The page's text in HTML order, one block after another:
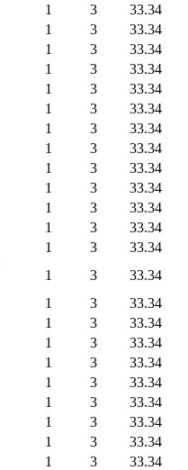
1 3
33.34
1 3
33.34
1 3
33.34
1 3
33.34
1 3
33.34
1 3
33.34
1 3
33.34
1 3
33.34
1 3
33.34
1 3
33.34
1 3
33.34
1 3
33.34
1 3
33.34
1 3
33.34
1 3
33.34
1 3
33.34
1 3
33.34
1 3
33.34
1 3
33.34
1 3
33.34
1 3
33.34
1 3
33.34
1 3
33.34